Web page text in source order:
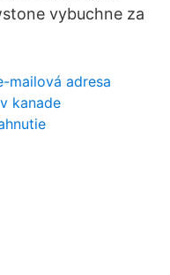
vybuchne za
mailová adresa
kanade